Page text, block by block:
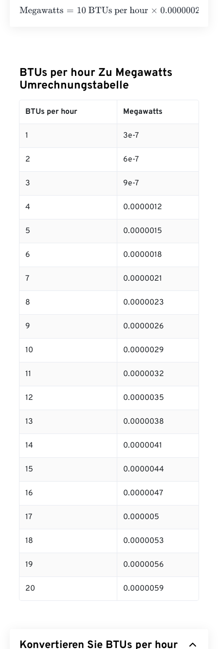
Megawatts=10 BTUs per hour× 0.0000002931=
BTUs per hour Zu Megawatts
Umrechnungstabelle
BTUs per hour Megawatts
1 3e-7
2 6e-7
3 9e-7
4 0.0000012
5 0.0000015
6 0.0000018
7 0.0000021
8 0.0000023
9 0.0000026
10 0.0000029
11 0.0000032
12 0.0000035
13 0.0000038
14 0.0000041
15 0.0000044
16 0.0000047
17 0.000005
18 0.0000053
19 0.0000056
20 0.0000059
Konvertieren Sie BTUs per hour